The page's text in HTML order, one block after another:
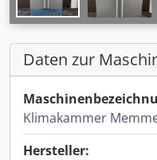
Daten zur
Klimakammer
Hersteller: